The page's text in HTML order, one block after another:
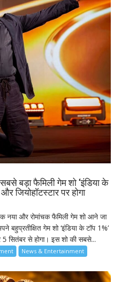
बड़ा फैमिली गेम शो ‘इंडिया के
जियोहॉटस्टार पर होगा
नया और रोमांचक फैमिली गेम शो आने जा
बहुप्रतीक्षित गेम शो ‘इंडिया के टॉप 1%’
5 सितंबर से होगा। इस शो की सबसे...
News & Entertainment